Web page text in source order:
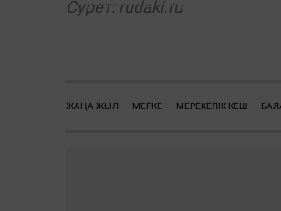
Сурет: rudaki.ru
ЖАҢА ЖЫЛ МЕРКЕ МЕРЕКЕЛІК КЕШ